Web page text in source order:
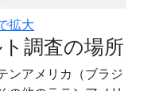
拡大
調査の場所
ンアメリカ（ブラジ